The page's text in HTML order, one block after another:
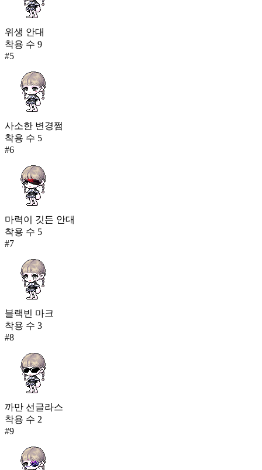
위생 안대
착용 수 9
#5
사소한 변경쩜
착용 수 5
#6
마력이 깃든 안대
착용 수 5
#7
블랙빈 마크
착용 수 3
#8
까만 선글라스
착용 수 2
#9